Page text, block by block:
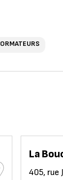
La
405, rue